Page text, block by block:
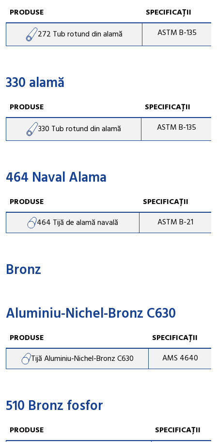
PRODUSE
SPECIFICAȚII
272 Tub rotund din alamă
ASTM B-135
330 alamă
PRODUSE
SPECIFICAȚII
330 Tub rotund din alamă
ASTM B-135
464 Naval Alama
PRODUSE
SPECIFICAȚII
464 Tijă de alamă navală
ASTM B-21
Bronz
Aluminiu-Nichel-Bronz C630
PRODUSE
SPECIFICAȚII
Tijă Aluminiu-Nichel-Bronz C630
AMS 4640
510 Bronz fosfor
PRODUSE SPECIFICAȚII